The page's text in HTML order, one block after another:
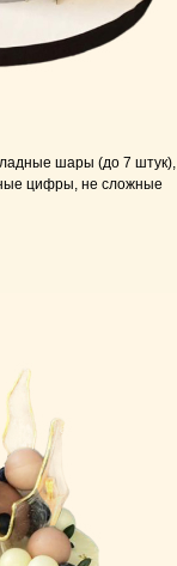
шары (до 7 штук),
цифры, не сложные